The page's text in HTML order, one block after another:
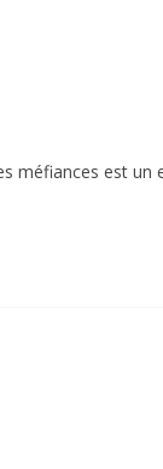
méfiances est un